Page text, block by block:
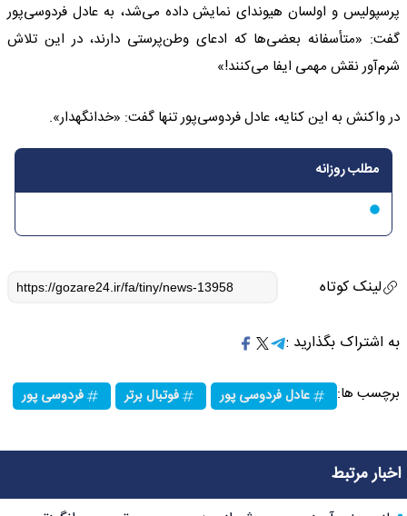
پرسپولیس و اولسان هیوندای نمایش داده می‌شد، به عادل فردوسی‌پور
گفت: «متأسفانه بعضی‌ها که ادعای وطن‌پرستی دارند، در این تلاش
شرم‌آور نقش مهمی ایفا می‌کنند!»
در واکنش به این کنایه، عادل فردوسی‌پور تنها گفت: «خدانگهدار».
مطلب روزانه
لینک کوتاه
به اشتراک بگذارید :
برچسب ها: عادل فردوسی پور فوتبال برتر فردوسی پور
اخبار مرتبط